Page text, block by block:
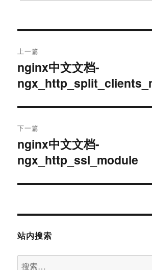
章
导
航
上一篇
上
篇
章：
nginx中文文档-
下一篇
下
篇
章：
nginx中文文档-
ngx_http_ssl_module
站内搜索
搜